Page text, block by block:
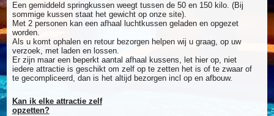
Een gemiddeld springkussen weegt tussen de 50 en 150 kilo. (Bij
sommige kussen staat het gewicht op onze site).
Met 2 personen kan een afhaal luchtkussen geladen en opgezet
worden.
Als u komt ophalen en retour bezorgen helpen wij u graag, op uw
verzoek, met laden en lossen.
Er zijn maar een beperkt aantal afhaal kussens, let hier op, niet
iedere attractie is geschikt om zelf op te zetten het is of te zwaar of
te gecompliceerd, dan is het altijd bezorgen incl op en afbouw.
Kan ik elke attractie zelf
opzetten?